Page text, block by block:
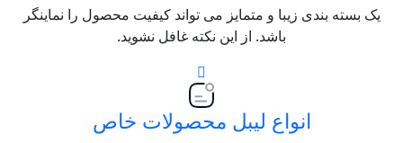
یک بسته بندی زیبا و متمایز می تواند کیفیت محصول را نماینگر
باشد. از این نکته غافل نشوید.
انواع لیبل محصولات خاص